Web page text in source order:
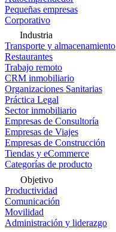
Pequeñas empresas
Corporativo
Industria
Transporte y almacenamiento
Restaurantes
Trabajo remoto
CRM inmobiliario
Organizaciones Sanitarias
Práctica Legal
Sector inmobiliario
Empresas de Consultoría
Empresas de Viajes
Empresas de Construcción
Tiendas y eCommerce
Categorías de producto
Objetivo
Productividad
Comunicación
Movilidad
Administración y liderazgo